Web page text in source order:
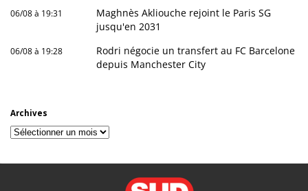
06/08 à 19:31
Maghnès Akliouche rejoint le Paris SG
jusqu'en 2031
06/08 à 19:28
Rodri négocie un transfert au FC Barcelone
depuis Manchester City
Archives
Archives